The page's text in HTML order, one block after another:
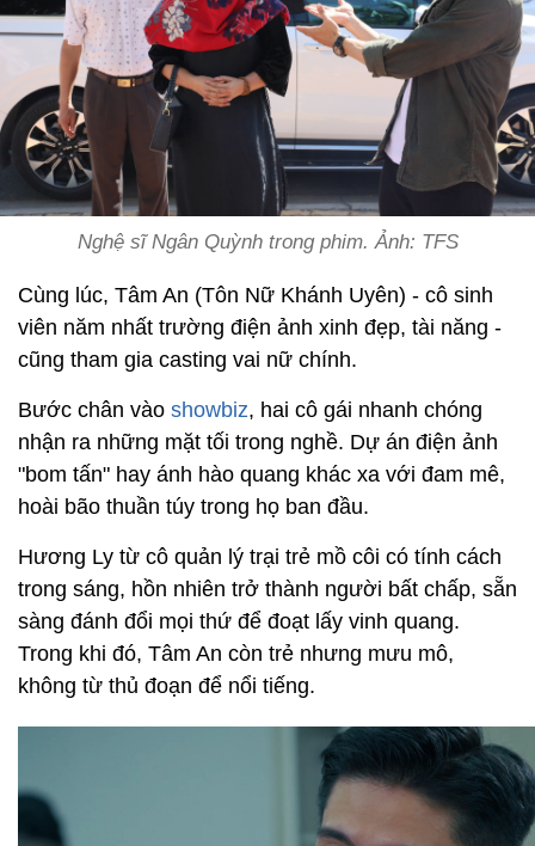
Nghệ sĩ Ngân Quỳnh trong phim. Ảnh: TFS
Cùng lúc, Tâm An (Tôn Nữ Khánh Uyên) - cô sinh
viên năm nhất trường điện ảnh xinh đẹp, tài năng -
cũng tham gia casting vai nữ chính.
Bước chân vào showbiz, hai cô gái nhanh chóng
nhận ra những mặt tối trong nghề. Dự án điện ảnh
"bom tấn" hay ánh hào quang khác xa với đam mê,
hoài bão thuần túy trong họ ban đầu.
Hương Ly từ cô quản lý trại trẻ mồ côi có tính cách
trong sáng, hồn nhiên trở thành người bất chấp, sẵn
sàng đánh đổi mọi thứ để đoạt lấy vinh quang.
Trong khi đó, Tâm An còn trẻ nhưng mưu mô,
không từ thủ đoạn để nổi tiếng.